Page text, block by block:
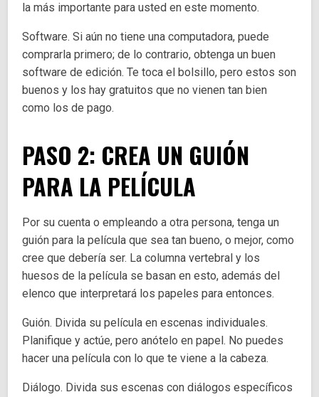
la más importante para usted en este momento.
Software. Si aún no tiene una computadora, puede
comprarla primero; de lo contrario, obtenga un buen
software de edición. Te toca el bolsillo, pero estos son
buenos y los hay gratuitos que no vienen tan bien
como los de pago.
PASO 2: CREA UN GUIÓN
PARA LA PELÍCULA
Por su cuenta o empleando a otra persona, tenga un
guión para la película que sea tan bueno, o mejor, como
cree que debería ser. La columna vertebral y los
huesos de la película se basan en esto, además del
elenco que interpretará los papeles para entonces.
Guión. Divida su película en escenas individuales.
Planifique y actúe, pero anótelo en papel. No puedes
hacer una película con lo que te viene a la cabeza.
Diálogo. Divida sus escenas con diálogos específicos